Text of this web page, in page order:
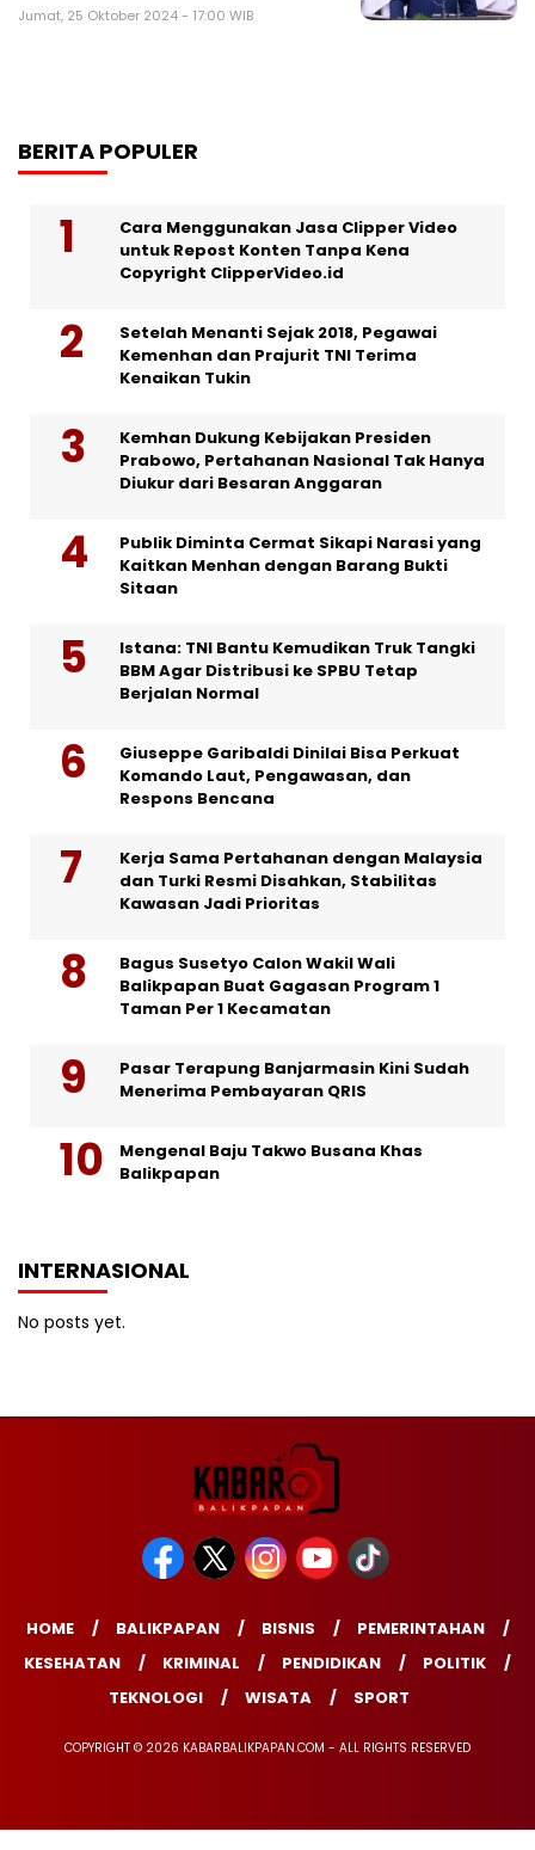
Jumat, 25 Oktober 2024 - 17:00 WIB
BERITA POPULER
Cara Menggunakan Jasa Clipper Video
untuk Repost Konten Tanpa Kena
Copyright ClipperVideo.id
Setelah Menanti Sejak 2018, Pegawai
Kemenhan dan Prajurit TNI Terima
Kenaikan Tukin
Kemhan Dukung Kebijakan Presiden
Prabowo, Pertahanan Nasional Tak Hanya
Diukur dari Besaran Anggaran
Publik Diminta Cermat Sikapi Narasi yang
Kaitkan Menhan dengan Barang Bukti
Sitaan
Istana: TNI Bantu Kemudikan Truk Tangki
BBM Agar Distribusi ke SPBU Tetap
Berjalan Normal
Giuseppe Garibaldi Dinilai Bisa Perkuat
Komando Laut, Pengawasan, dan
Respons Bencana
Kerja Sama Pertahanan dengan Malaysia
dan Turki Resmi Disahkan, Stabilitas
Kawasan Jadi Prioritas
Bagus Susetyo Calon Wakil Wali
Balikpapan Buat Gagasan Program 1
Taman Per 1 Kecamatan
Pasar Terapung Banjarmasin Kini Sudah
Menerima Pembayaran QRIS
Mengenal Baju Takwo Busana Khas
Balikpapan
INTERNASIONAL
No posts yet.
HOME BALIKPAPAN BISNIS
PEMERINTAHAN
KESEHATAN
KRIMINAL PENDIDIKAN
POLITIK
TEKNOLOGI
WISATA SPORT
COPYRIGHT © 2026 KABARBALIKPAPAN.COM - ALL RIGHTS RESERVED